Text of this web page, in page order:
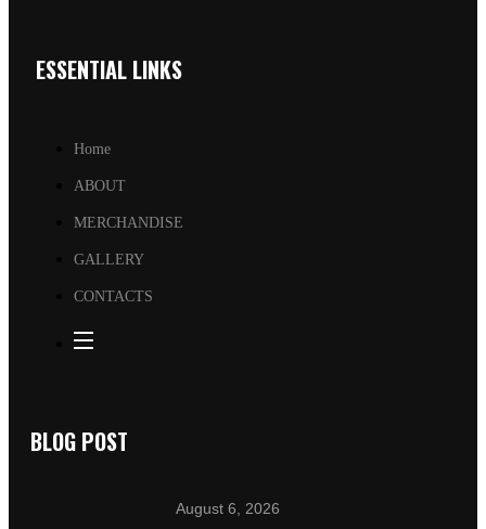
ESSENTIAL LINKS
Home
ABOUT
MERCHANDISE
GALLERY
CONTACTS
BLOG POST
August 6, 2026